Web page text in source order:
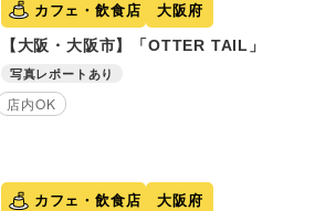
カフェ・飲食店 大阪府
【大阪・大阪市】「OTTER TAIL」
写真レポートあり
店内OK
カフェ・飲食店 大阪府